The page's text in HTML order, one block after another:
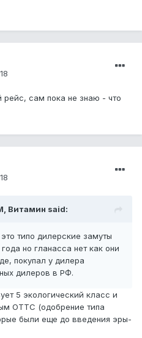
рейс, сам пока не знаю - что
Витамин said:
типо дилерские замуты
но гланасса нет как они
покупал у дилера
дилеров в РФ.
5 экологический класс и
ОТТС (одобрение типа
были еще до введения эры-